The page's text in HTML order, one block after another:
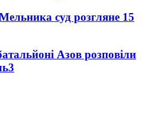
суд розгляне 15
Азов розповіли
3